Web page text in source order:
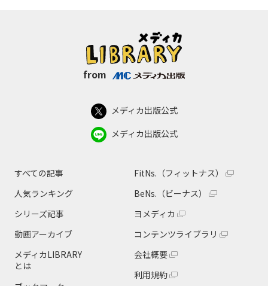
from
メディカ出版公式
メディカ出版公式
すべての記事
人気ランキング
シリーズ記事
動画アーカイブ
メディカLIBRARY
とは
FitNs.（フィットナス）
BeNs.（ビーナス）
ヨメディカ
コンテンツライブラリ
会社概要
利用規約